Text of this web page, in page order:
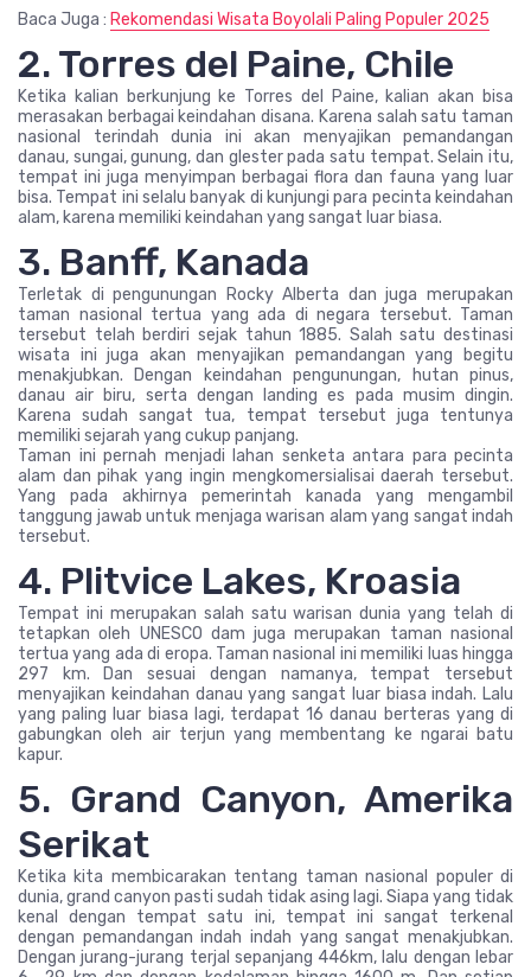
Baca Juga : Rekomendasi Wisata Boyolali Paling Populer 2025
2. Torres del Paine, Chile
Ketika kalian berkunjung ke Torres del Paine, kalian akan bisa
merasakan berbagai keindahan disana. Karena salah satu taman
nasional terindah dunia ini akan menyajikan pemandangan
danau, sungai, gunung, dan glester pada satu tempat. Selain itu,
tempat ini juga menyimpan berbagai flora dan fauna yang luar
bisa. Tempat ini selalu banyak di kunjungi para pecinta keindahan
alam, karena memiliki keindahan yang sangat luar biasa.
3. Banff, Kanada
Terletak di pengunungan Rocky Alberta dan juga merupakan
taman nasional tertua yang ada di negara tersebut. Taman
tersebut telah berdiri sejak tahun 1885. Salah satu destinasi
wisata ini juga akan menyajikan pemandangan yang begitu
menakjubkan. Dengan keindahan pengunungan, hutan pinus,
danau air biru, serta dengan landing es pada musim dingin.
Karena sudah sangat tua, tempat tersebut juga tentunya
memiliki sejarah yang cukup panjang.
Taman ini pernah menjadi lahan senketa antara para pecinta
alam dan pihak yang ingin mengkomersialisai daerah tersebut.
Yang pada akhirnya pemerintah kanada yang mengambil
tanggung jawab untuk menjaga warisan alam yang sangat indah
tersebut.
4. Plitvice Lakes, Kroasia
Tempat ini merupakan salah satu warisan dunia yang telah di
tetapkan oleh UNESCO dam juga merupakan taman nasional
tertua yang ada di eropa. Taman nasional ini memiliki luas hingga
297 km. Dan sesuai dengan namanya, tempat tersebut
menyajikan keindahan danau yang sangat luar biasa indah. Lalu
yang paling luar biasa lagi, terdapat 16 danau berteras yang di
gabungkan oleh air terjun yang membentang ke ngarai batu
kapur.
5. Grand Canyon, Amerika
Serikat
Ketika kita membicarakan tentang taman nasional populer di
dunia, grand canyon pasti sudah tidak asing lagi. Siapa yang tidak
kenal dengan tempat satu ini, tempat ini sangat terkenal
dengan pemandangan indah indah yang sangat menakjubkan.
Dengan jurang-jurang terjal sepanjang 446km, lalu dengan lebar